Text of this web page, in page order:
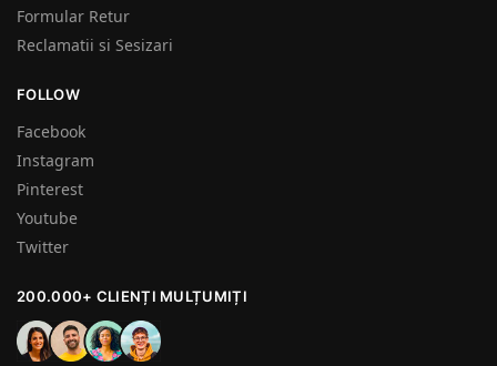
Formular Retur
Reclamatii si Sesizari
FOLLOW
Facebook
Instagram
Pinterest
Youtube
Twitter
200.000+ CLIENȚI MULȚUMIȚI